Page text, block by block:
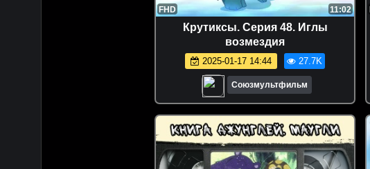
FHD 11:02
Крутиксы. Серия 48. Иглы
возмездия
2025-01-17 14:44 27.7K
Союзмультфильм